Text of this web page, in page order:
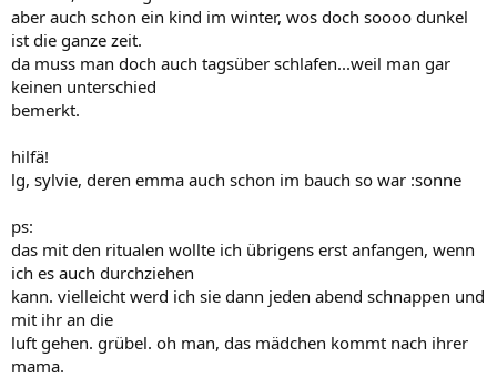
aber auch schon ein kind im winter, wos doch soooo dunkel
ist die ganze zeit.
da muss man doch auch tagsüber schlafen...weil man gar
keinen unterschied
bemerkt.
hilfä!
lg, sylvie, deren emma auch schon im bauch so war :sonne
ps:
das mit den ritualen wollte ich übrigens erst anfangen, wenn
ich es auch durchziehen
kann. vielleicht werd ich sie dann jeden abend schnappen und
mit ihr an die
luft gehen. grübel. oh man, das mädchen kommt nach ihrer
mama.